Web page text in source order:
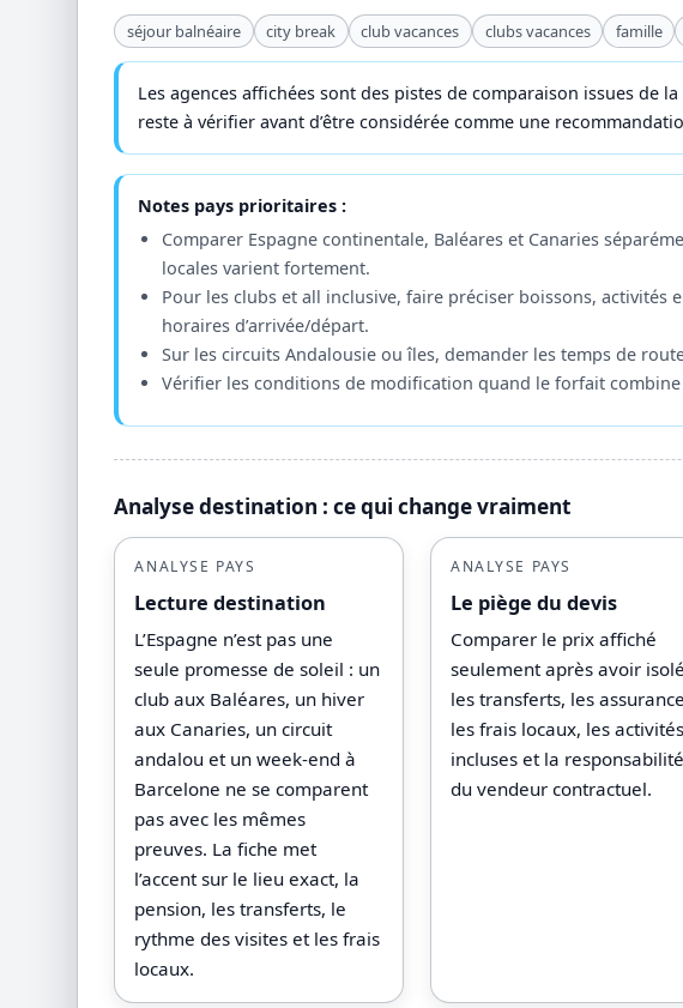
séjour balnéaire city break club vacances clubs vacances famille
Les agences affichées sont des pistes de comparaison issues de
reste à vérifier avant d’être considérée comme une
Notes pays prioritaires :
Comparer Espagne continentale, Baléares et Canaries
locales varient fortement.
Pour les clubs et all inclusive, faire préciser boissons, activités
horaires d’arrivée/départ.
Sur les circuits Andalousie ou îles, demander les temps de
Vérifier les conditions de modification quand le forfait
Analyse destination : ce qui change vraiment
ANALYSE PAYS
Lecture destination
L’Espagne n’est pas une
seule promesse de soleil : un
club aux Baléares, un hiver
aux Canaries, un circuit
andalou et un week-end à
Barcelone ne se comparent
pas avec les mêmes
preuves. La fiche met
l’accent sur le lieu exact, la
pension, les transferts, le
rythme des visites et les frais
locaux.
ANALYSE PAYS
Le piège du devis
Comparer le prix affiché
seulement après avoir isolé
les transferts, les
les frais locaux, les activités
incluses et la responsabilité
du vendeur contractuel.